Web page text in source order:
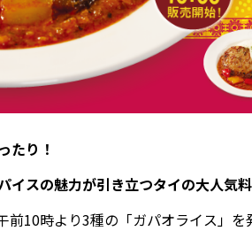
たり！
イスの魅力が引き立つタイの大人気
10時より3種の「ガパオライス」を